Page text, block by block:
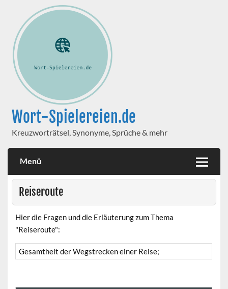
Wort-Spielereien.de
Kreuzworträtsel, Synonyme, Sprüche & mehr
Menü
Reiseroute
Hier die Fragen und die Erläuterung zum Thema
"Reiseroute":
Gesamtheit der Wegstrecken einer Reise;